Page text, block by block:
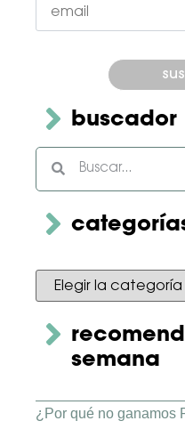
campo
vacío.buscador
semana
¿Por qué no ganamos